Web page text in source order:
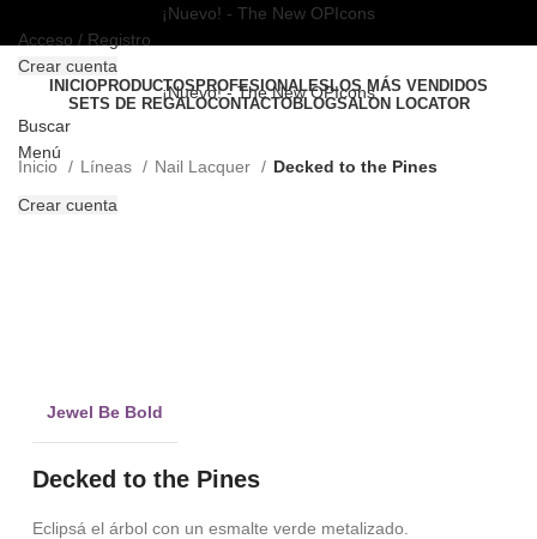
¡Nuevo! - The New OPIcons
Acceso / Registro
Crear cuenta
¡Nuevo! - The New OPIcons
INICIOPRODUCTOSPROFESIONALESLOS MÁS VENDIDOS
SETS DE REGALOCONTACTOBLOGSALON LOCATOR
Buscar
Menú
Crear cuenta
Inicio Líneas Nail Lacquer Decked to the Pines
Jewel Be Bold
Decked to the Pines
Eclipsá el árbol con un esmalte verde metalizado.